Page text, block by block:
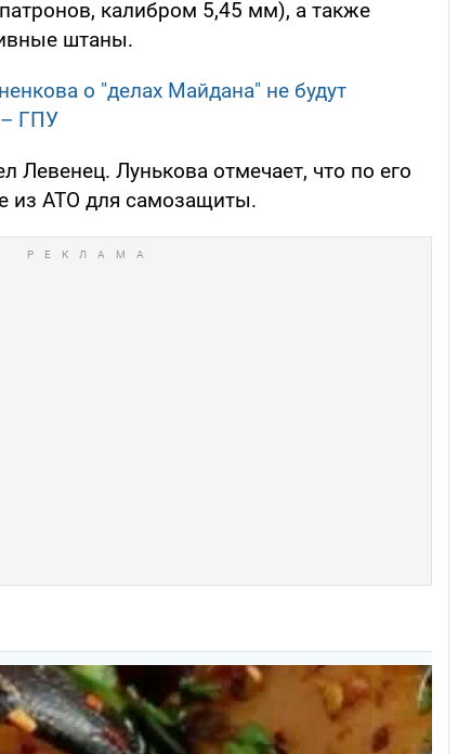
калибром 5,45 мм), а также
штаны.
о "делах Майдана" не будут
– ГПУ
Левенец. Лунькова отмечает, что по его
из АТО для самозащиты.